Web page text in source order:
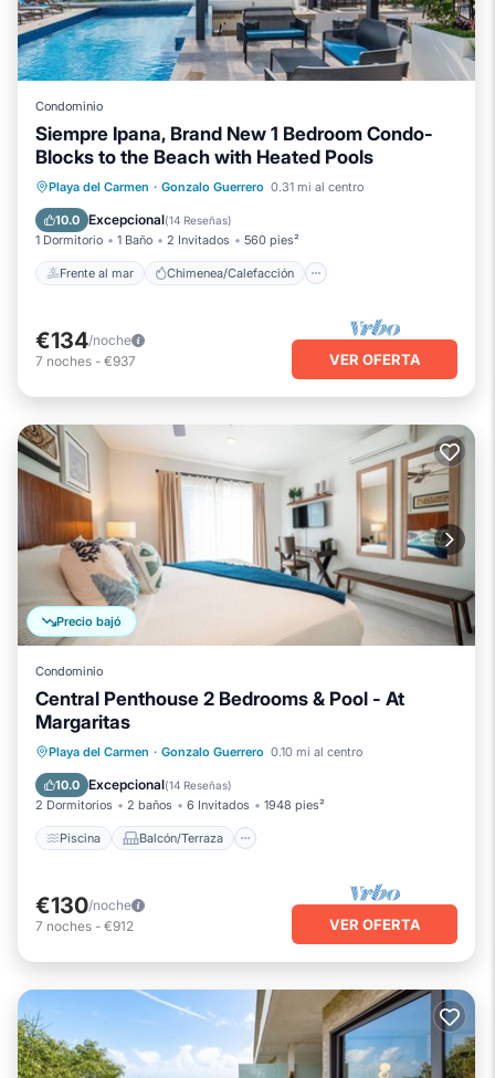
Condominio
Siempre Ipana, Brand New 1 Bedroom Condo-
Blocks to the Beach with Heated Pools
Playa del Carmen · Gonzalo Guerrero 0.31 mi al centro
10.0 Excepcional(14 Reseñas)
1 Dormitorio 1 Baño 2 Invitados 560 pies²
Frente al mar Chimenea/Calefacción
Frente al mar
Chimenea/Calefacción
Piscina
Vista al mar
€134/noche
7 noches - €937 VER OFERTA
Precio bajó
Condominio
Central Penthouse 2 Bedrooms & Pool - At
Margaritas
Playa del Carmen · Gonzalo Guerrero 0.10 mi al centro
10.0 Excepcional(14 Reseñas)
2 Dormitorios 2 baños 6 Invitados 1948 pies²
Piscina Balcón/Terraza
Piscina Balcón/Terraza
Cocina
Aparcamiento
€130/noche
7 noches - €912 VER OFERTA